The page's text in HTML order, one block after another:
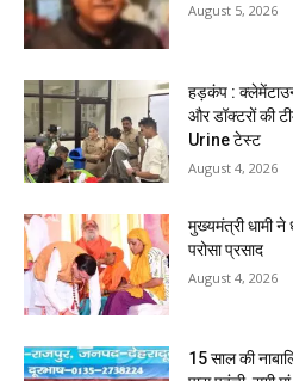
August 5, 2026
हड़कंप :
और डॉक्टरों की
Urine टेस्ट
August 4, 2026
मुख्यमंत्री धामी
परोसा प्रसाद
August 4, 2026
15 साल की